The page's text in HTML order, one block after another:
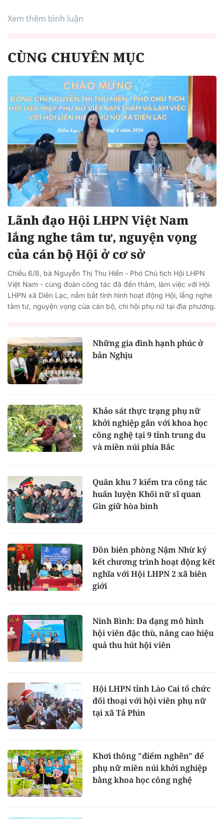
Xem thêm bình luận
CÙNG CHUYÊN MỤC
Lãnh đạo Hội LHPN Việt Nam
lắng nghe tâm tư, nguyện vọng
của cán bộ Hội ở cơ sở
Chiều 6/8, bà Nguyễn Thị Thu Hiền - Phó Chủ tịch Hội LHPN
Việt Nam - cùng đoàn công tác đã đến thăm, làm việc với Hội
LHPN xã Diên Lạc, nắm bắt tình hình hoạt động Hội, lắng nghe
tâm tư, nguyện vọng của cán bộ, chi hội phụ nữ tại địa phương.
Những gia đình hạnh phúc ở
bản Nghịu
Khảo sát thực trạng phụ nữ
khởi nghiệp gắn với khoa học
công nghệ tại 9 tỉnh trung du
và miền núi phía Bắc
Quân khu 7 kiểm tra công tác
huấn luyện Khối nữ sĩ quan
Gìn giữ hòa bình
Đồn biên phòng Nậm Nhừ ký
kết chương trình hoạt động kết
nghĩa với Hội LHPN 2 xã biên
giới
Ninh Bình: Đa dạng mô hình
hội viên đặc thù, nâng cao hiệu
quả thu hút hội viên
Hội LHPN tỉnh Lào Cai tổ chức
đối thoại với hội viên phụ nữ
tại xã Tả Phìn
Khơi thông "điểm nghẽn" để
phụ nữ miền núi khởi nghiệp
bằng khoa học công nghệ